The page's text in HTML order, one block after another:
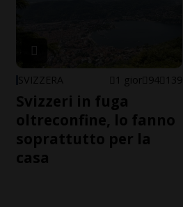
SVIZZERA 1 gior 94 139
Svizzeri in fuga
oltreconfine, lo fanno
soprattutto per la
casa